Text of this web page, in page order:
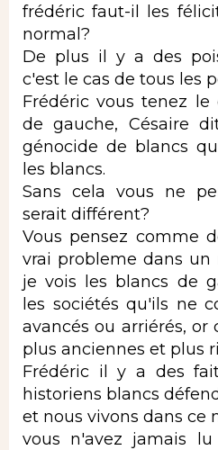
frédéric faut-il les
normal?
De plus il y a des
c'est le cas de tous les
Frédéric vous tenez le
de gauche, Césaire
génocide de blancs
les blancs.
Sans cela vous ne
serait différent?
Vous pensez comme
vrai probleme dans un
je vois les blancs de
les sociétés qu'ils ne
avancés ou arriérés, or
plus anciennes et plus
Frédéric il y a des
historiens blancs
et nous vivons dans ce
vous n'avez jamais